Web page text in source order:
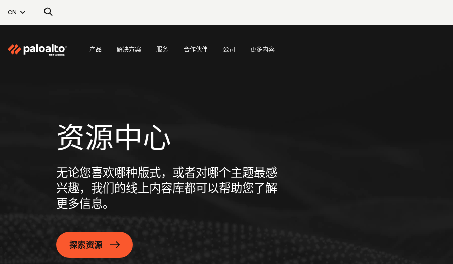
CN
产品 解决方案 服务 合作伙伴 公司 更多内容
资源中心
无论您喜欢哪种版式，或者对哪个主题最感
兴趣，我们的线上内容库都可以帮助您了解
更多信息。
探索资源